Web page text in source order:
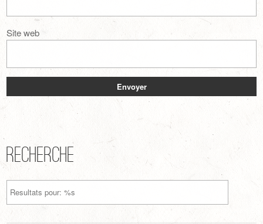
Site web
Recherche